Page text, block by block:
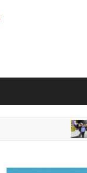
TAPA